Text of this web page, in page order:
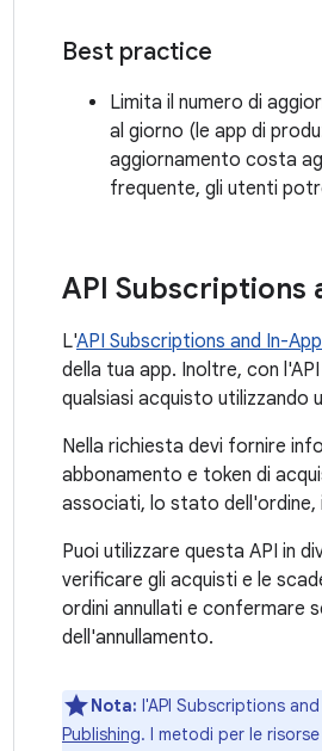
Best practice
Limita il numero di
al giorno (le app di
aggiornamento costa
frequente, gli utenti
API Subscriptions
L'API Subscriptions and In-
della tua app. Inoltre, con
qualsiasi acquisto utilizzando
Nella richiesta devi fornire
abbonamento e token di
associati, lo stato dell'ordine,
Puoi utilizzare questa API in
verificare gli acquisti e le
ordini annullati e confermare
dell'annullamento.
Nota: l'API Subscriptions
Publishing. I metodi per le risorse